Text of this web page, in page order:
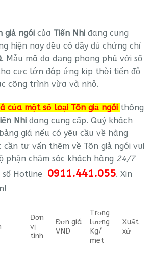
giả ngói của Tiến Nhi đang cung
hiện nay đều có đầy đủ chứng chỉ
. Mẫu mã đa dạng phong phú với số
cực lớn đáp ứng kịp thời tiến độ
công trình vừa và nhỏ.
của một số loại Tôn giả ngói thông
Nhi đang cung cấp. Quý khách
giá nếu có yêu cầu về hàng
cần tư vấn thêm về Tôn giả ngói vui
phận chăm sóc khách hàng 24/7
số Hotline 0911.441.055. Xin
Đơn
vị
tính
Đơn giá
VND
Trọng
lượng
Kg/
met
Xuất
xứ